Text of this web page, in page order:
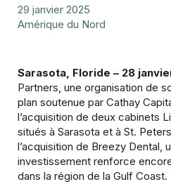
29 janvier 2025
Amérique du Nord
Sarasota, Floride – 28
Partners, une organisation de
plan soutenue par Cathay
l’acquisition de deux cabinets
situés à Sarasota et à St.
l’acquisition de Breezy Dental,
investissement renforce
dans la région de la Gulf Coast.